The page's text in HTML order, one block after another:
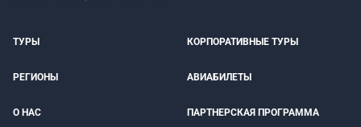
ТУРЫ КОРПОРАТИВНЫЕ ТУРЫ
РЕГИОНЫ АВИАБИЛЕТЫ
О НАС ПАРТНЕРСКАЯ ПРОГРАММА